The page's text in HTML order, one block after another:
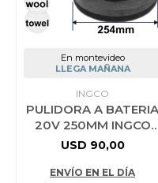
En montevideo
LLEGA MAÑANA
INGCO
PULIDORA A BATERIA
20V 250MM INGCO
COPLI2001 LINEA
USD 90,00
ENVÍO EN EL DÍA